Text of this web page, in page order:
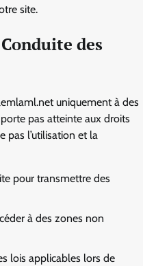
site.
des
uniquement à des
pas atteinte aux droits
pas l’utilisation et la
pour transmettre des
à des zones non
lois applicables lors de